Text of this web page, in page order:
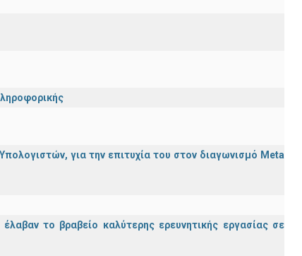
για την επιτυχία του στον διαγωνισμό Meta
το βραβείο καλύτερης ερευνητικής εργασίας σε